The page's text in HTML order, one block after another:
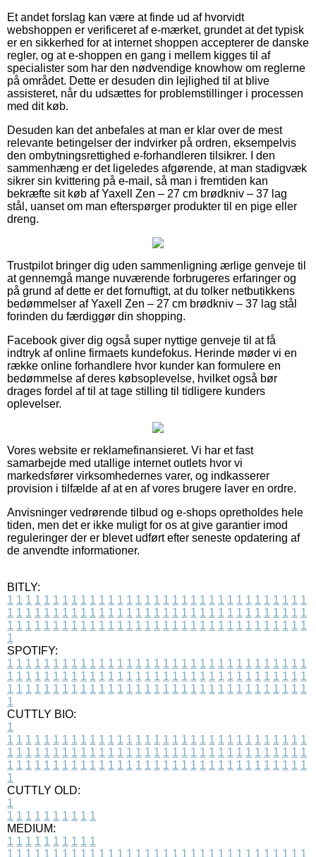
Et andet forslag kan være at finde ud af hvorvidt
webshoppen er verificeret af e-mærket, grundet at det typisk
er en sikkerhed for at internet shoppen accepterer de danske
regler, og at e-shoppen en gang i mellem kigges til af
specialister som har den nødvendige knowhow om reglerne
på området. Dette er desuden din lejlighed til at blive
assisteret, når du udsættes for problemstillinger i processen
med dit køb.
Desuden kan det anbefales at man er klar over de mest
relevante betingelser der indvirker på ordren, eksempelvis
den ombytningsrettighed e-forhandleren tilsikrer. I den
sammenhæng er det ligeledes afgørende, at man stadigvæk
sikrer sin kvittering på e-mail, så man i fremtiden kan
bekræfte sit køb af Yaxell Zen – 27 cm brødkniv – 37 lag
stål, uanset om man efterspørger produkter til en pige eller
dreng.
Trustpilot bringer dig uden sammenligning ærlige genveje til
at gennemgå mange nuværende forbrugeres erfaringer og
på grund af dette er det fornuftigt, at du tolker netbutikkens
bedømmelser af Yaxell Zen – 27 cm brødkniv – 37 lag stål
forinden du færdiggør din shopping.
Facebook giver dig også super nyttige genveje til at få
indtryk af online firmaets kundefokus. Herinde møder vi en
række online forhandlere hvor kunder kan formulere en
bedømmelse af deres købsoplevelse, hvilket også bør
drages fordel af til at tage stilling til tidligere kunders
oplevelser.
Vores website er reklamefinansieret. Vi har et fast
samarbejde med utallige internet outlets hvor vi
markedsfører virksomhedernes varer, og indkasserer
provision i tilfælde af at en af vores brugere laver en ordre.
Anvisninger vedrørende tilbud og e-shops opretholdes hele
tiden, men det er ikke muligt for os at give garantier imod
reguleringer der er blevet udført efter seneste opdatering af
de anvendte informationer.
BITLY:
1 1 1 1 1 1 1 1 1 1 1 1 1 1 1 1 1 1 1 1 1 1 1 1 1 1 1 1 1 1 1 1 1
1 1 1 1 1 1 1 1 1 1 1 1 1 1 1 1 1 1 1 1 1 1 1 1 1 1 1 1 1 1 1 1 1
1 1 1 1 1 1 1 1 1 1 1 1 1 1 1 1 1 1 1 1 1 1 1 1 1 1 1 1 1 1 1 1 1
1
SPOTIFY:
1 1 1 1 1 1 1 1 1 1 1 1 1 1 1 1 1 1 1 1 1 1 1 1 1 1 1 1 1 1 1 1 1
1 1 1 1 1 1 1 1 1 1 1 1 1 1 1 1 1 1 1 1 1 1 1 1 1 1 1 1 1 1 1 1 1
1 1 1 1 1 1 1 1 1 1 1 1 1 1 1 1 1 1 1 1 1 1 1 1 1 1 1 1 1 1 1 1 1
1
CUTTLY BIO:
1
1 1 1 1 1 1 1 1 1 1 1 1 1 1 1 1 1 1 1 1 1 1 1 1 1 1 1 1 1 1 1 1 1
1 1 1 1 1 1 1 1 1 1 1 1 1 1 1 1 1 1 1 1 1 1 1 1 1 1 1 1 1 1 1 1 1
1 1 1 1 1 1 1 1 1 1 1 1 1 1 1 1 1 1 1 1 1 1 1 1 1 1 1 1 1 1 1 1 1
1
CUTTLY OLD:
1
1 1 1 1 1 1 1 1 1 1
MEDIUM:
1 1 1 1 1 1 1 1 1 1
1 1 1 1 1 1 1 1 1 1 1 1 1 1 1 1 1 1 1 1 1 1 1 1 1 1 1 1 1 1 1 1 1